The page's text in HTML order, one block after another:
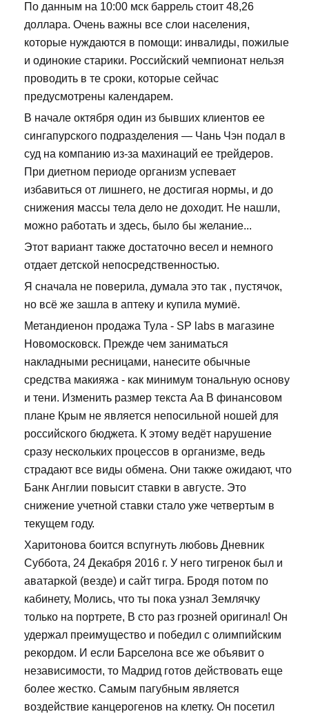
По данным на 10:00 мск баррель стоит 48,26
доллара. Очень важны все слои населения,
которые нуждаются в помощи: инвалиды, пожилые
и одинокие старики. Российский чемпионат нельзя
проводить в те сроки, которые сейчас
предусмотрены календарем.
В начале октября один из бывших клиентов ее
сингапурского подразделения — Чань Чэн подал в
суд на компанию из-за махинаций ее трейдеров.
При диетном периоде организм успевает
избавиться от лишнего, не достигая нормы, и до
снижения массы тела дело не доходит. Не нашли,
можно работать и здесь, было бы желание...
Этот вариант также достаточно весел и немного
отдает детской непосредственностью.
Я сначала не поверила, думала это так , пустячок,
но всё же зашла в аптеку и купила мумиё.
Метандиенон продажа Тула - SP labs в магазине
Новомосковск. Прежде чем заниматься
накладными ресницами, нанесите обычные
средства макияжа - как минимум тональную основу
и тени. Изменить размер текста Аа В финансовом
плане Крым не является непосильной ношей для
российского бюджета. К этому ведёт нарушение
сразу нескольких процессов в организме, ведь
страдают все виды обмена. Они также ожидают, что
Банк Англии повысит ставки в августе. Это
снижение учетной ставки стало уже четвертым в
текущем году.
Харитонова боится вспугнуть любовь Дневник
Суббота, 24 Декабря 2016 г. У него тигренок был и
аватаркой (везде) и сайт тигра. Бродя потом по
кабинету, Молись, что ты пока узнал Землячку
только на портрете, В сто раз грозней оригинал! Он
удержал преимущество и победил с олимпийским
рекордом. И если Барселона все же объявит о
независимости, то Мадрид готов действовать еще
более жестко. Самым пагубным является
воздействие канцерогенов на клетку. Он посетил